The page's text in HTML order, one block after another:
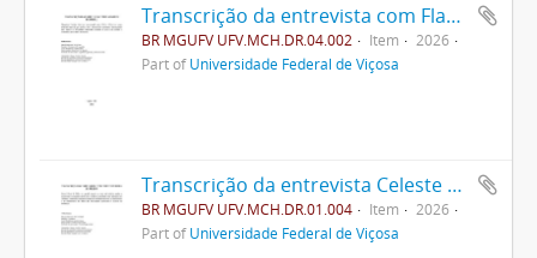
Transcrição da entrevista com Flamarion Ferreira
BR MGUFV UFV.MCH.DR.04.002 Item
2026
Part ofUniversidade Federal de Viçosa
Transcrição da entrevista Celeste Pereira de Mello
BR MGUFV UFV.MCH.DR.01.004 Item
2026
Part ofUniversidade Federal de Viçosa